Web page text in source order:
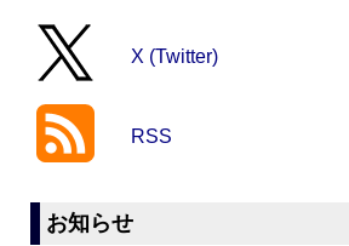
X (Twitter)
RSS
お知らせ